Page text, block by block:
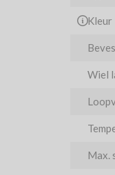
Kleur
Wiel
Max.